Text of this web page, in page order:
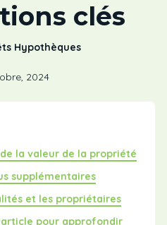
clés
Hypothèques
2024
la valeur de la propriété
supplémentaires
et les propriétaires
pour approfondir